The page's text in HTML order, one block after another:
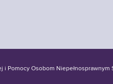
i Pomocy Osobom